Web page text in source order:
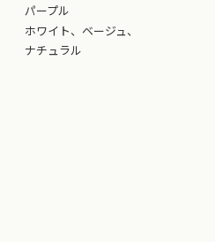
パープル
ホワイト、ベージュ、
ナチュラル